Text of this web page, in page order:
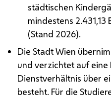
städtischen
mindestens
(Stand 2026).
Die Stadt Wien
und verzichtet auf eine
Dienstverhältnis über
besteht. Für die